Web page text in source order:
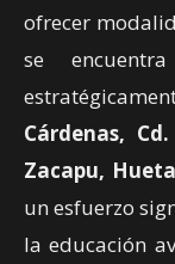
ofrecer
se
Cárdenas,
Zacapu,
un esfuerzo
la educación